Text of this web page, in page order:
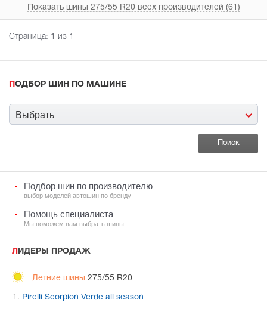
Показать шины 275/55 R20 всех производителей (61)
Страница: 1 из 1
ПОДБОР ШИН ПО МАШИНЕ
Выбрать
Подбор шин по производителю
выбор моделей автошин по бренду
Помощь специалиста
Мы поможем вам выбрать шины
ЛИДЕРЫ ПРОДАЖ
Летние шины 275/55 R20
Pirelli Scorpion Verde all season